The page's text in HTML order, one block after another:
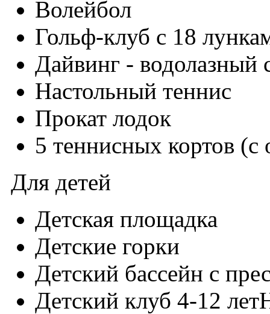
Волейбол
Гольф-клуб с 18
Дайвинг - водолазный
Настольный теннис
Прокат лодок
5 теннисных кортов
Для детей
Детская площадка
Детские горки
Детский бассейн с
Детский клуб 4-12